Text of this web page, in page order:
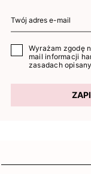
Wyrażam zgodę
mail informacji
zasadach